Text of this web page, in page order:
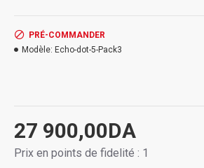
27 900,00DA
Prix en points de fidelité : 1
PRÉ-COMMANDER
Modèle: Echo-dot-5-Pack3